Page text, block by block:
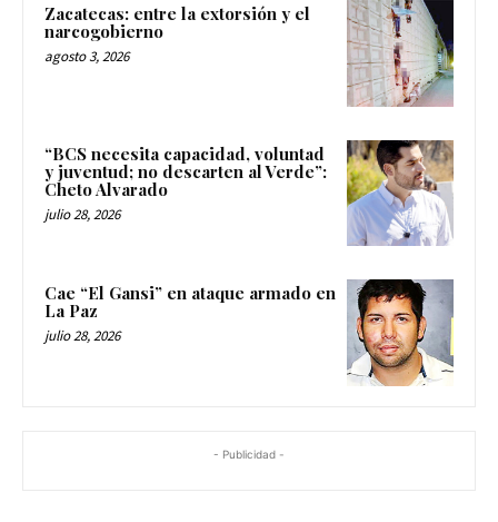
Zacatecas: entre la extorsión y el
narcogobierno
agosto 3, 2026
“BCS necesita capacidad, voluntad
y juventud; no descarten al Verde”:
Cheto Alvarado
julio 28, 2026
Cae “El Gansi” en ataque armado en
La Paz
julio 28, 2026
- Publicidad -